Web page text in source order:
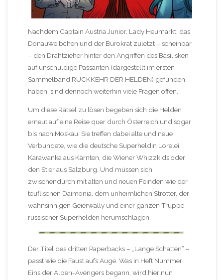
Nachdem Captain Austria Junior, Lady Heumarkt, das
Donauweibchen und der Bürokrat zuletzt – scheinbar
– den Drahtzieher hinter den Angriffen des Basilisken
auf unschuldige Passanten (dargestellt im ersten
Sammelband RÜCKKEHR DER HELDEN) gefunden
haben, sind dennoch weiterhin viele Fragen offen.
Um diese Rätsel zu lösen begeben sich die Helden
erneut auf eine Reise quer durch Österreich und sogar
bis nach Moskau. Sie treffen dabei alte und neue
Verbündete, wie die deutsche Superheldin Lorelei,
Karawanka aus Kärnten, die Wiener Whizzkids oder
den Stier aus Salzburg. Und müssen sich
zwischendurch mit alten und neuen Feinden wie der
teuflischen Daimonia, dem unheimlichen Strotter, der
wahnsinnigen Geierwally und einer ganzen Truppe
russischer Superhelden herumschlagen.
Der Titel des dritten Paperbacks – „Lange Schatten“ –
passt wie die Faust aufs Auge. Was in Heft Nummer
Eins der Alpen-Avengers begann, wird hier nun